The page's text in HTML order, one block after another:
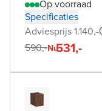
Op voorraad
Specificaties
Adviesprijs 1.140,-
590,-Nu531,-